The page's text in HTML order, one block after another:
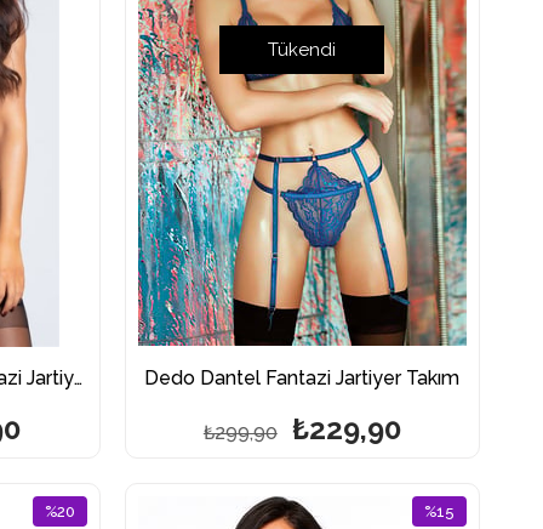
Dedo Kırmızı Leoparlı Fantazi Jartiyer Takım
Tükendi
Dedo Dantel Fantazi Jartiyer Takım
₺229,90
₺299,90
%20
%15